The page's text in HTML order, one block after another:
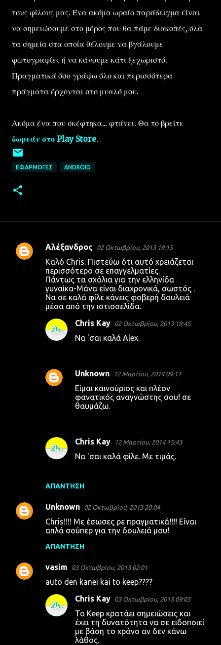
τους φίλους μας. Ένα ακόμα ωραίο παράδειγμα είναι
να σημειώσουμε στο μέρος που θα πάμε διακοπές, όλα
τα σημεία στα οποία θέλουμε να βγάλουμε
φωτογραφίες ή να κάνουμε κάτι ξεχωριστό.
Πραγματικά όσο γράφω όλο και περισσότερα
πράγματα έρχονται στο μυαλό μου.
Ακόμα ένα που σκέφτηκα... φτάνει. Θα το βρείτε
δωρεάν στο Play Store.
ΕΦΑΡΜΟΓΈΣ ANDROID
Σ
Αλέξανδρος 02 Οκτωβρίου, 2013 19:15
Καλό Chris. Πιστεύω ότι αυτό χρειάζεται
περισσότερο σε επαγγελματίες.
Πάντως τα σχόλια για την ελληνίδα
γυναίκα-Μάνα είναι διαχρονικά, σωστός .
Να σε καλά φίλε κάνεις φοβερή δουλειά
μέσα από την ιστιοσελίδα.
ΑΠΆΝΤΗΣΗ
Chris Kay 02 Οκτωβρίου, 2013 19:45
Να 'σαι καλά Alex.
Unknown 12 Μαρτίου, 2014 09:11
Είμαι καινούριος και πλέον
φανατικός αναγνώστης σου! σε
θαυμάζω.
Chris Kay 12 Μαρτίου, 2014 15:43
Να 'σαι καλά φίλε. Με τιμάς.
Unknown 02 Οκτωβρίου, 2013 20:04
Chris!!!! Με έσωσες ρε πραγματικά!!!! Είναι
απλά σούπερ για την δουλειά μου!
ΑΠΆΝΤΗΣΗ
vasim 03 Οκτωβρίου, 2013 02:01
auto den kanei kai to keep????
Chris Kay 03 Οκτωβρίου, 2013 09:03
To Keep κρατάει σημειώσεις και
έχει τη δυνατότητα να σε ειδοποιεί
με βάση το χρόνο αν δεν κάνω
λάθος.